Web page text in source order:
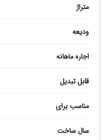
متراژ
ودیعه
اجاره ماهانه
قابل تبدیل
مناسب برای
سال ساخت